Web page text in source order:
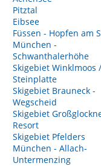
Pitztal
Eibsee
Füssen - Hopfen am
München -
Schwanthalerhöhe
Skigebiet Winklmoos /
Steinplatte
Skigebiet Brauneck -
Wegscheid
Skigebiet
Resort
Skigebiet Pfelders
München - Allach-
Untermenzing